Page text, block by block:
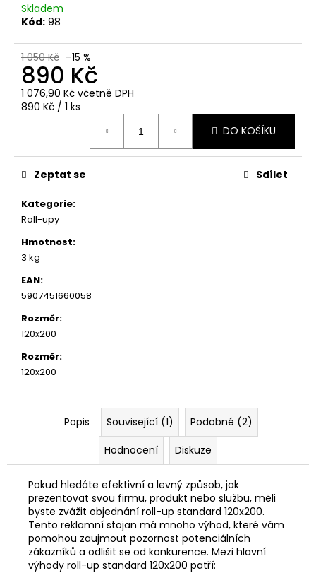
Skladem
Kód: 98
1 050 Kč –15 %
890 Kč
1 076,90 Kč včetně DPH
Měrná
890 Kč / 1 ks
DO KOŠÍKU
Kategorie:
Roll-upy
Hmotnost:
3 kg
EAN:
5907451660058
Rozměr:
120x200
Rozměr:
120x200
Zeptat se Sdílet
Popis Související (1)
Podobné (2)
Hodnocení
Diskuze
Pokud hledáte efektivní a levný způsob, jak
prezentovat svou firmu, produkt nebo službu, měli
byste zvážit objednání roll-up standard 120x200.
Tento reklamní stojan má mnoho výhod, které vám
pomohou zaujmout pozornost potenciálních
zákazníků a odlišit se od konkurence. Mezi hlavní
výhody roll-up standard 120x200 patří: